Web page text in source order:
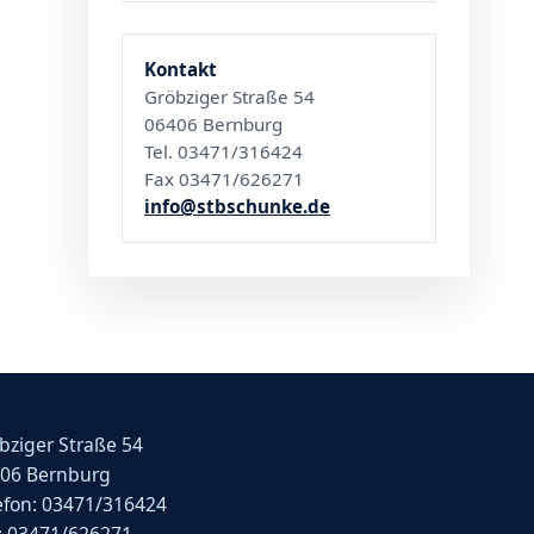
Kontakt
Gröbziger Straße 54
06406 Bernburg
Tel. 03471/316424
Fax 03471/626271
info@stbschunke.de
Straße 54
Bernburg
03471/316424